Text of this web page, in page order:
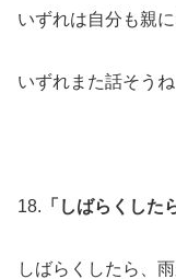
いずれは自分も親
いずれまた話そうね
18. 「しばらくした
しばらくしたら、